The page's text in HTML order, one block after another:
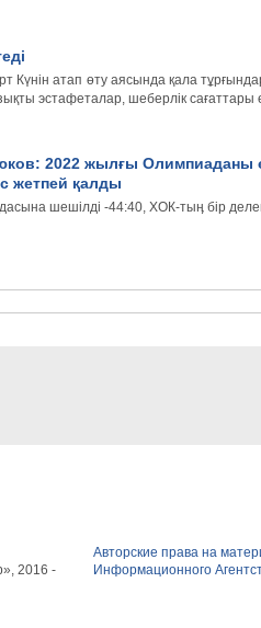
Күнін атап өту аясында қала
эстафеталар, шеберлік сағаттары
2022 жылғы Олимпиаданы
жетпей қалды
шешілді -44:40, ХОК-тыӊ бір
2016 -
Авторские права на
Информационного